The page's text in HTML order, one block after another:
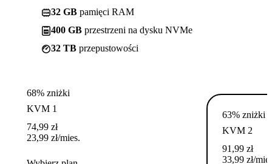
32 GB pamięci RAM
400 GB przestrzeni na dysku NVMe
32 TB przepustowości
68% zniżki
KVM 1
74,99 zł
23,99 zł/mies.
63% zniżki
KVM 2
91,99 zł
33,99 zł/